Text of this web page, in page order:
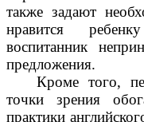
также задают
нравится
воспитанник
предложения.
Кроме того,
точки зрения
практики